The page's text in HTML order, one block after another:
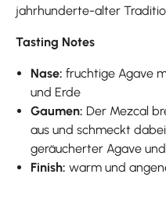
jahrhunderte-alter
Tasting Notes
Nase:fruchtige Agave
und Erde
Gaumen: Der Mezcal
aus und schmeckt
geräucherter Agave
Finish: warm und